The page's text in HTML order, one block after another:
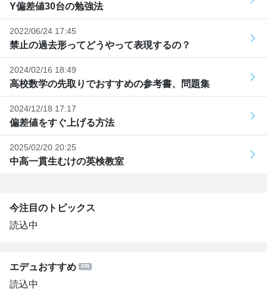
Y偏差値30台の勉強法
2022/06/24 17:45
禁止の過去形ってどうやって表現するの？
2024/02/16 18:49
高校数学の先取りでおすすめの参考書、問題集
2024/12/18 17:17
偏差値をすぐ上げる方法
2025/02/20 20:25
中高一貫生むけの英検教室
今注目のトピックス
読込中
エデュおすすめ
読込中